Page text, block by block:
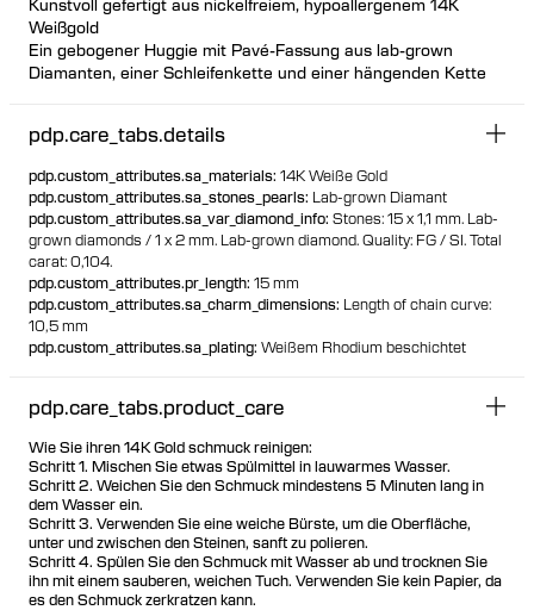
Kunstvoll gefertigt aus nickelfreiem, hypoallergenem 14K
Weißgold
Ein gebogener Huggie mit Pavé-Fassung aus lab-grown
Diamanten, einer Schleifenkette und einer hängenden Kette
grown Diamanten am Ende
hochzieht und das Design verlängert, ohne Länge
hinzuzufügen
Tragen Sie es einzeln oder als Paar für perfekte Asymmetrie
Das Design kann nach Wunsch am linken oder rechten Ohr
getragen werden
Geeignet für lobe und Helix-Piercings
Einzeln oder als Paar erhältlich
Hergestellt aus 100% recyceltem Gold
pdp.care_tabs.details
pdp.custom_attributes.sa_materials: 14K Weiße Gold
pdp.custom_attributes.sa_stones_pearls: Lab-grown Diamant
pdp.custom_attributes.sa_var_diamond_info: Stones: 15 x 1,1 mm. Lab-
grown diamonds / 1 x 2 mm. Lab-grown diamond. Quality: FG / SI. Total
carat: 0,104.
pdp.custom_attributes.pr_length: 15 mm
pdp.custom_attributes.sa_charm_dimensions: Length of chain curve:
10,5 mm
pdp.custom_attributes.sa_plating: Weißem Rhodium beschichtet
pdp.care_tabs.product_care
Wie Sie ihren 14K Gold schmuck reinigen:
Schritt 1. Mischen Sie etwas Spülmittel in lauwarmes Wasser.
Schritt 2. Weichen Sie den Schmuck mindestens 5 Minuten lang in
dem Wasser ein.
Schritt 3. Verwenden Sie eine weiche Bürste, um die Oberfläche,
unter und zwischen den Steinen, sanft zu polieren.
Schritt 4. Spülen Sie den Schmuck mit Wasser ab und trocknen Sie
ihn mit einem sauberen, weichen Tuch. Verwenden Sie kein Papier, da
es den Schmuck zerkratzen kann.